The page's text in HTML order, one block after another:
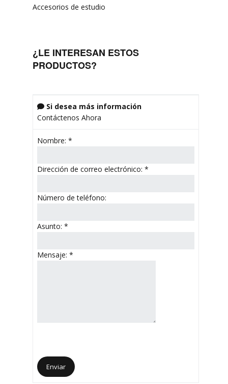
Accesorios de estudio
¿LE INTERESAN ESTOS
PRODUCTOS?
 Si desea más información
Contáctenos Ahora
Nombre: *
Dirección de correo electrónico: *
Número de teléfono:
Asunto: *
Mensaje: *